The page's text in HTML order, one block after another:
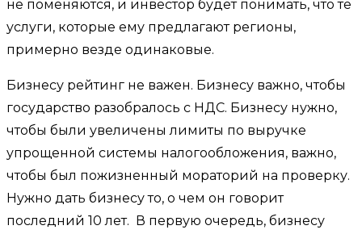
не поменяются, и инвестор будет понимать, что те
услуги, которые ему предлагают регионы,
примерно везде одинаковые.
Бизнесу рейтинг не важен. Бизнесу важно, чтобы
государство разобралось с НДС. Бизнесу нужно,
чтобы были увеличены лимиты по выручке
упрощенной системы налогообложения, важно,
чтобы был пожизненный мораторий на проверку.
Нужно дать бизнесу то, о чем он говорит
последний 10 лет. В первую очередь, бизнесу